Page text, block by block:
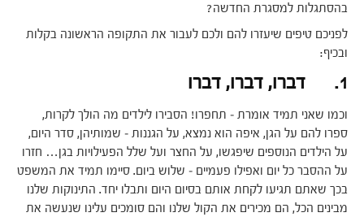
בהסתגלות למסגרת החדשה?
לפניכם טיפים שיעזרו להם ולכם לעבור את התקופה הראשונה בקלות
ובכיף:
1. דברו, דברו, דברו
וכמו שאני תמיד אומרת – תחפרו! הסבירו לילדים מה הולך לקרות,
ספרו להם על הגן, איפה הוא נמצא, על הגננות – שמותיהן, סדר היום,
על הילדים הנוספים שיפגשו, על החצר ועל שלל הפעילויות בגן… חזרו
על ההסבר כל יום ואפילו פעמיים – שלוש ביום. סיימו תמיד את המשפט
בכך שאתם תגיעו לקחת אותם בסיום היום ותבלו יחד. התינוקות שלנו
מבינים הכל, הם מכירים את הקול שלנו והם סומכים עלינו שנעשה את